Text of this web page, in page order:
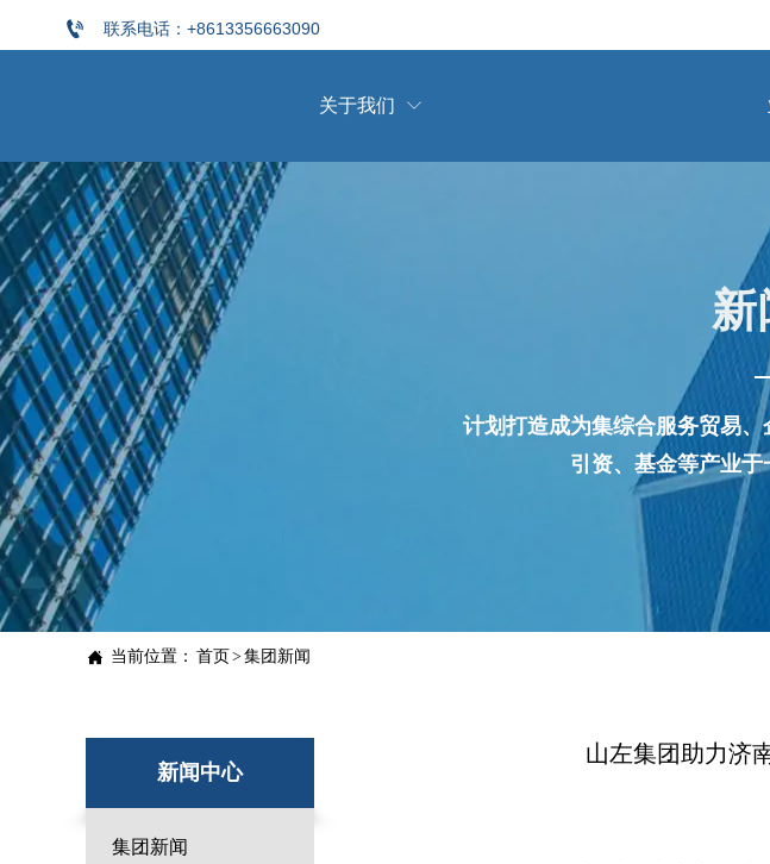
 联系电话：+8613356663090
关于我们 
新
计划打造成为集综合服务贸易
引资、基金等产业
山左集团助力济
 当前位置： 首页 >集团新闻
新闻中心
集团新闻